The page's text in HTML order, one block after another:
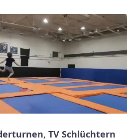
TV Schlüchtern